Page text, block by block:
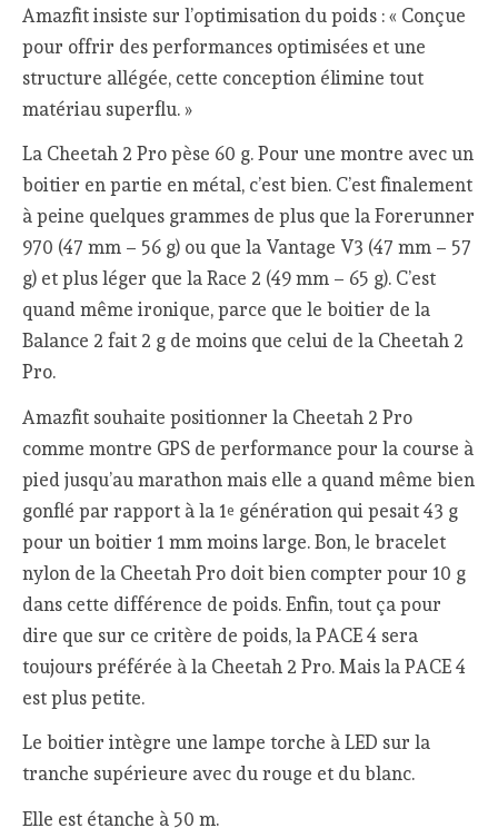
Amazfit insiste sur l’optimisation du poids : « Conçue
pour offrir des performances optimisées et une
structure allégée, cette conception élimine tout
matériau superflu. »
La Cheetah 2 Pro pèse 60 g. Pour une montre avec un
boitier en partie en métal, c’est bien. C’est finalement
à peine quelques grammes de plus que la Forerunner
970 (47 mm – 56 g) ou que la Vantage V3 (47 mm – 57
g) et plus léger que la Race 2 (49 mm – 65 g). C’est
quand même ironique, parce que le boitier de la
Balance 2 fait 2 g de moins que celui de la Cheetah 2
Pro.
Amazfit souhaite positionner la Cheetah 2 Pro
comme montre GPS de performance pour la course à
pied jusqu’au marathon mais elle a quand même bien
gonflé par rapport à la 1e génération qui pesait 43 g
pour un boitier 1 mm moins large. Bon, le bracelet
nylon de la Cheetah Pro doit bien compter pour 10 g
dans cette différence de poids. Enfin, tout ça pour
dire que sur ce critère de poids, la PACE 4 sera
toujours préférée à la Cheetah 2 Pro. Mais la PACE 4
est plus petite.
Le boitier intègre une lampe torche à LED sur la
tranche supérieure avec du rouge et du blanc.
Elle est étanche à 50 m.